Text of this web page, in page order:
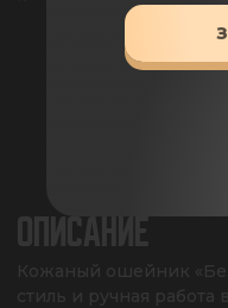
ОПИСАНИЕ
Кожаный ошейник
стиль и ручная работа